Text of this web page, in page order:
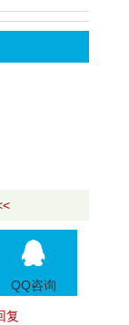
QQ咨询
复